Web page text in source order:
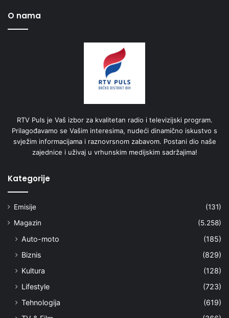
O nama
RTV Puls je Vaš izbor za kvalitetan radio i televizijski program.
Prilagođavamo se Vašim interesima, nudeći dinamično iskustvo s
svježim informacijama i raznovrsnom zabavom. Postani dio naše
zajednice i uživaj u vrhunskim medijskim sadržajima!
Kategorije
Emisije
(131)
Magazin
(5.258)
Auto-moto
(185)
Biznis
(829)
Kultura
(128)
Lifestyle
(723)
Tehnologija
(619)